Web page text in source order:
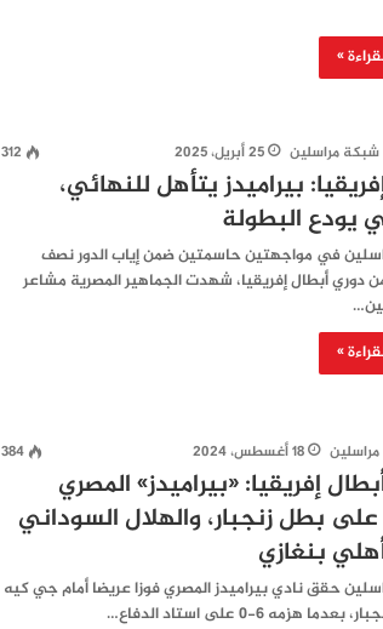
»
مراسلين 25 أبريل، 2025 312
بيراميدز يتأهل للنهائي،
يودع البطولة
في مواجهتين حاسمتين ضمن إياب الدور نصف
دوري أبطال إفريقيا، شهدت الجماهير المصرية مشاعر
»
18 أغسطس، 2024 384
إفريقيا: «بيراميدز» المصري
بطل زنجبار، والهلال السوداني
بنغازي
حقق نادي بيراميدز المصري فوزا عريضا أمام جي كيه
هزمه 6-0 على استاد الدفاع…